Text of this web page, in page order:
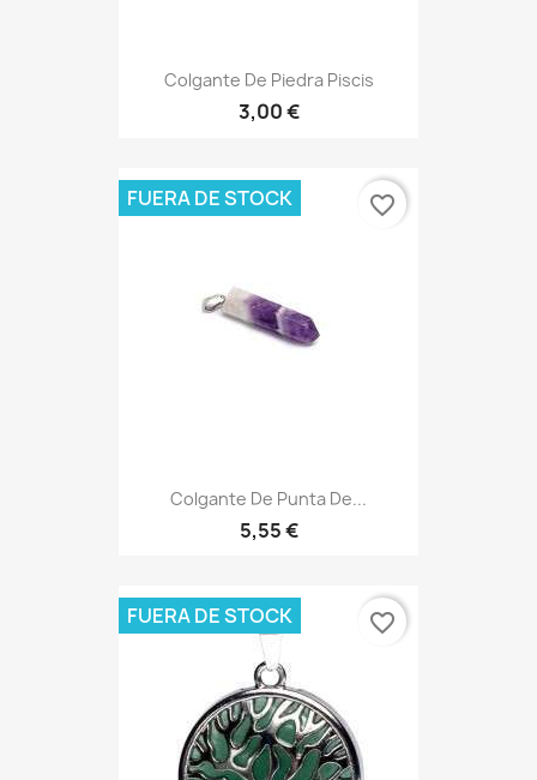
Colgante De Piedra Piscis
3,00 €
Colgante De Punta De...
5,55 €
FUERA DE STOCK favorite_border
FUERA DE STOCK favorite_border